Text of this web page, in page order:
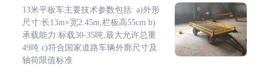
13米平板车主要技术参数包括: a)外形
尺寸:长13m×宽2.45m,栏板高55cm b)
承载能力:标载30-35吨,最大允许总重
49吨 c)符合国家道路车辆外廓尺寸及
轴荷限值标准